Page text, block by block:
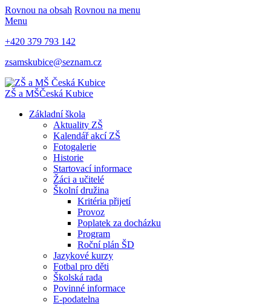
Rovnou na obsah Rovnou na menu
Menu
+420 379 793 142
zsamskubice@seznam.cz
ZŠ a MŠČeská Kubice
Základní škola
Aktuality ZŠ
Kalendář akcí ZŠ
Fotogalerie
Historie
Startovací informace
Žáci a učitelé
Školní družina
Kritéria přijetí
Provoz
Poplatek za docházku
Program
Roční plán ŠD
Jazykové kurzy
Fotbal pro děti
Školská rada
Povinné informace
E-podatelna